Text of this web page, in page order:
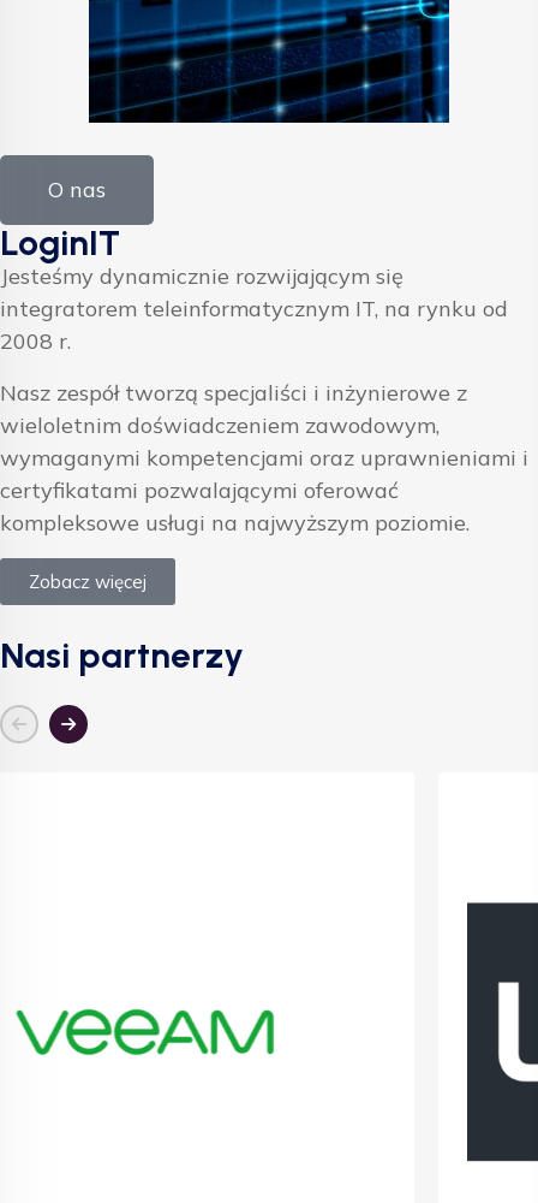
O nas
LoginIT
Jesteśmy dynamicznie rozwijającym się
integratorem teleinformatycznym IT, na rynku od
2008 r.
Nasz zespół tworzą specjaliści i inżynierowe z
wieloletnim doświadczeniem zawodowym,
wymaganymi kompetencjami oraz uprawnieniami i
certyfikatami pozwalającymi oferować
kompleksowe usługi na najwyższym poziomie.
Zobacz więcej
Nasi partnerzy